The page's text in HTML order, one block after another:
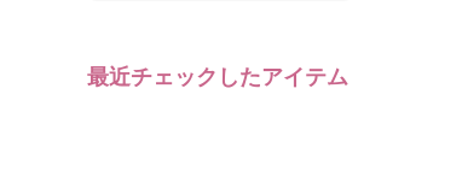
最近チェックしたアイテム